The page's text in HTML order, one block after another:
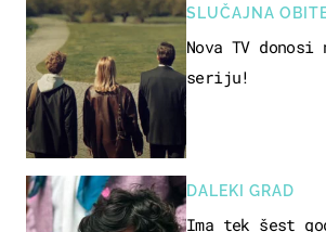
SLUČAJNA
Nova TV donosi
seriju!
DALEKI GRAD
Ima tek šest